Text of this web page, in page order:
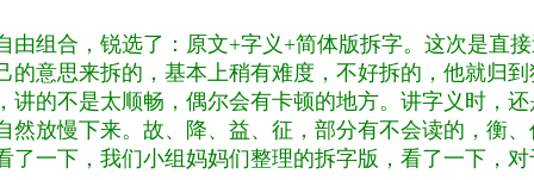
组合，锐选了：原文+字义+简体版拆字。这次是直
意思来拆的，基本上稍有难度，不好拆的，他就归
的不是太顺畅，偶尔会有卡顿的地方。讲字义时，
放慢下来。故、降、益、征，部分有不会读的，衡
一下，我们小组妈妈们整理的拆字版，看了一下，对